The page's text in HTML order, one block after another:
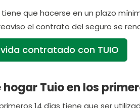
que hacerse en un plazo
el contrato del seguro se
contratado con TUIO
Tuio en los
14 días tiene que ser